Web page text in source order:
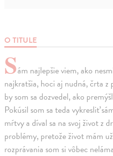
O TITULE
Sám najlepšie viem, ako
najkratšia, hoci aj nudná, črta
by som sa dozvedel, ako
Pokúsil som sa teda vykresliť
mŕtvy a díval sa na svoj život z
problémy, pretože život mám
rozprávania som si vôbec